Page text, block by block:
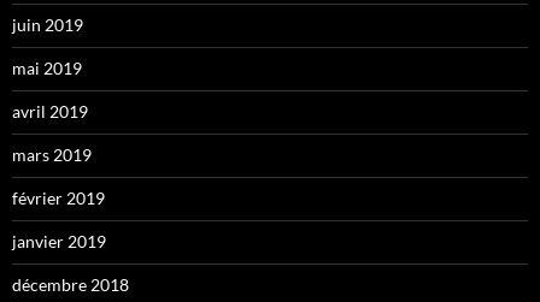
juin 2019
mai 2019
avril 2019
mars 2019
février 2019
janvier 2019
décembre 2018